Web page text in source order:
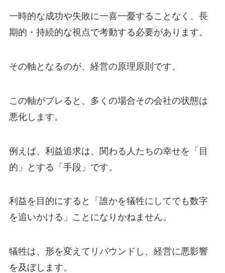
一時的な成功や失敗に一喜一憂することなく、長
期的・持続的な視点で考動する必要があります。
その軸となるのが、経営の原理原則です。
この軸がブレると、多くの場合その会社の状態は
悪化します。
例えば、利益追求は、関わる人たちの幸せを「目
的」とする「手段」です。
利益を目的にすると「誰かを犠牲にしてでも数字
を追いかける」ことになりかねません。
犠牲は、形を変えてリバウンドし、経営に悪影響
を及ぼします。